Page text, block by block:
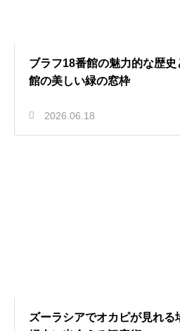
ブラフ18番館の魅力的な歴
館の美しい緑の窓枠
2026.06.18
ズーラシアでオカピが見れる